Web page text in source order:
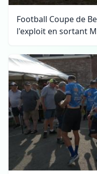
Football Coupe de
l'exploit en sortant